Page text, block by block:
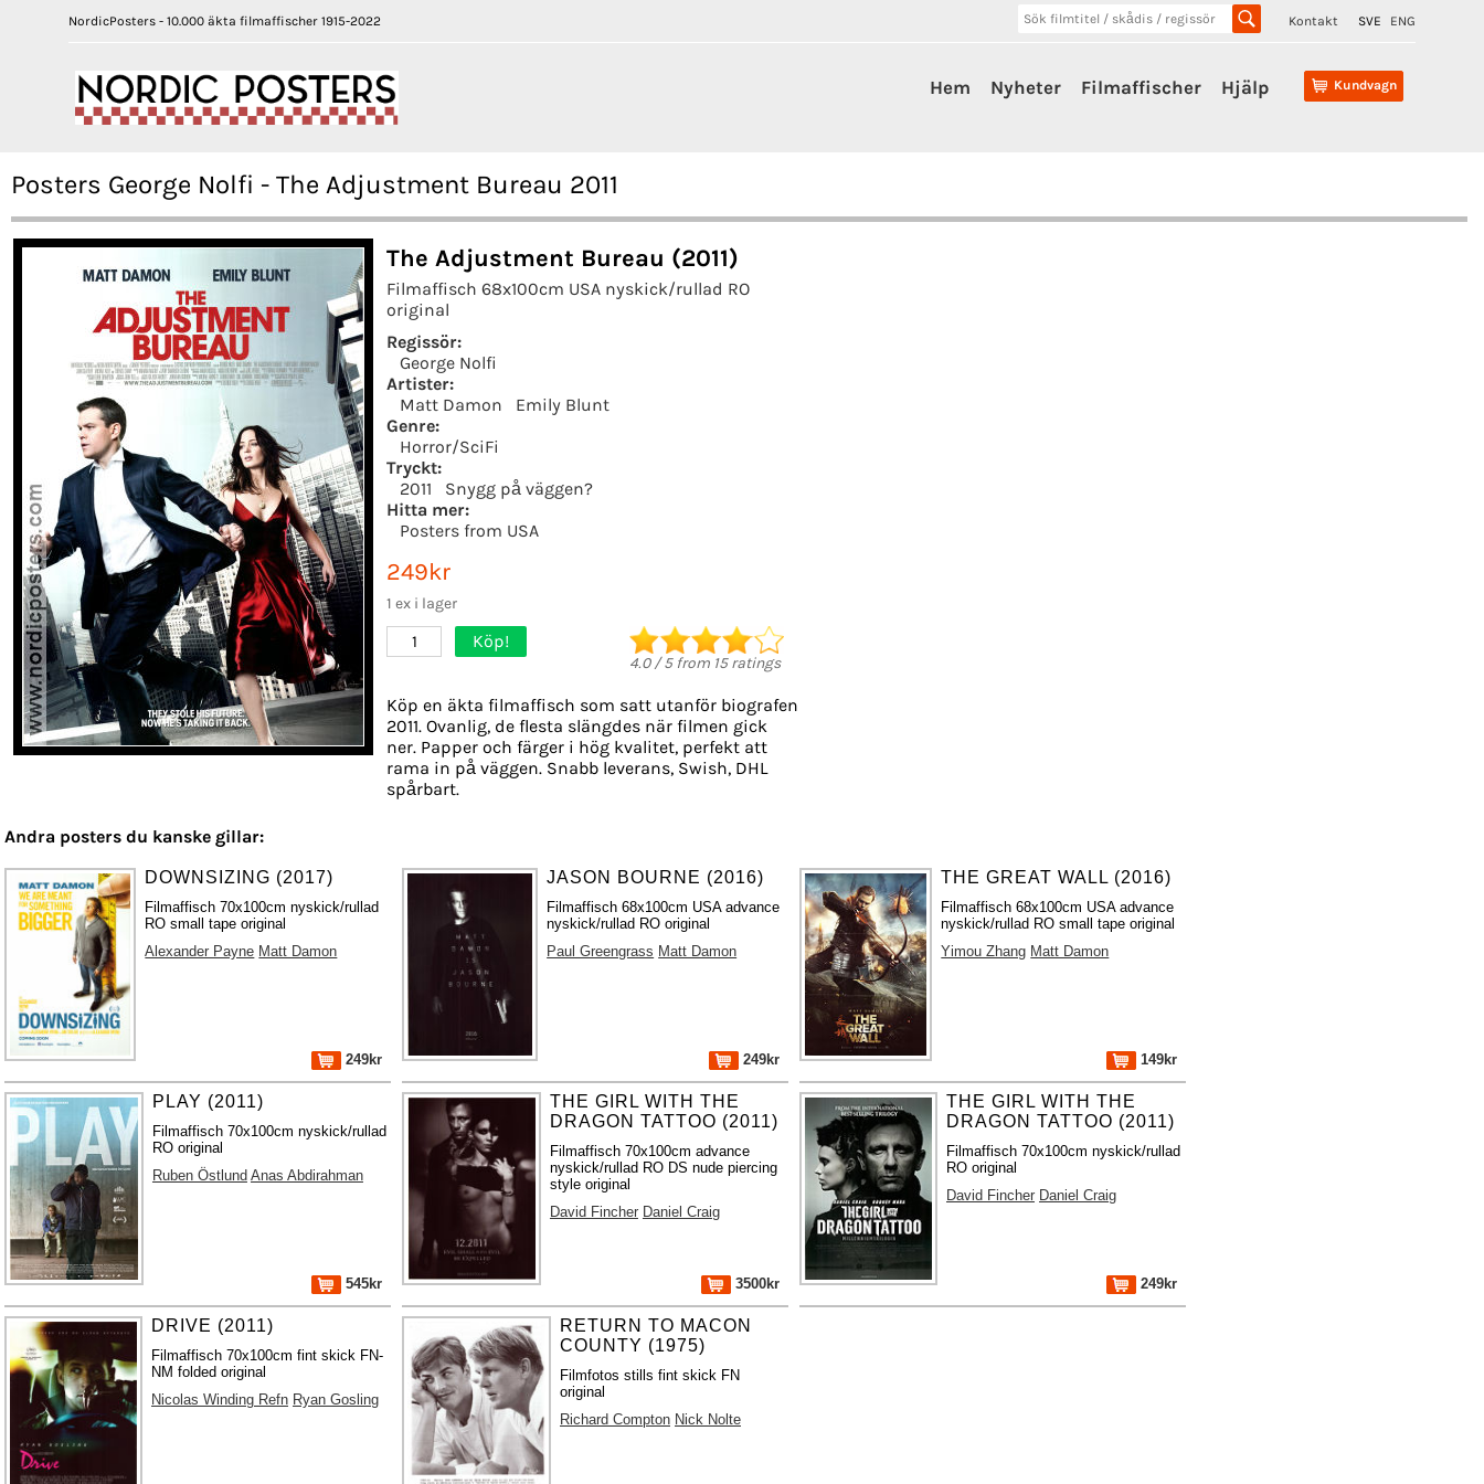
NordicPosters - 10.000 äkta filmaffischer 1915-2022 Kontakt SVE ENG
Kundvagn
Hem Nyheter Filmaffischer Hjälp
Posters George Nolfi - The Adjustment Bureau 2011
The Adjustment Bureau (2011)
Filmaffisch 68x100cm USA nyskick/rullad RO
original
Regissör:
George Nolfi
Artister:
Matt Damon
Emily Blunt
Genre:
Horror/SciFi
Tryckt:
2011
Snygg på väggen?
Hitta mer:
Posters from USA
249kr
1 ex i lager
1 Köp!
4.0/5from 15ratings
Köp en äkta filmaffisch som satt utanför biografen
2011. Ovanlig, de flesta slängdes när filmen gick
ner. Papper och färger i hög kvalitet, perfekt att
rama in på väggen. Snabb leverans, Swish, DHL
spårbart.
Andra posters du kanske gillar:
DOWNSIZING (2017)
Filmaffisch 70x100cm nyskick/rullad
RO small tape original
Alexander Payne Matt Damon
249kr
JASON BOURNE (2016)
Filmaffisch 68x100cm USA advance
nyskick/rullad RO original
Paul Greengrass Matt Damon
249kr
THE GREAT WALL (2016)
Filmaffisch 68x100cm USA advance
nyskick/rullad RO small tape original
Yimou Zhang Matt Damon
149kr
PLAY (2011)
Filmaffisch 70x100cm nyskick/rullad
RO original
Ruben Östlund Anas Abdirahman
545kr
THE GIRL WITH THE
DRAGON TATTOO (2011)
Filmaffisch 70x100cm advance
nyskick/rullad RO DS nude piercing
style original
David Fincher Daniel Craig
3500kr
THE GIRL WITH THE
DRAGON TATTOO (2011)
Filmaffisch 70x100cm nyskick/rullad
RO original
David Fincher Daniel Craig
249kr
DRIVE (2011)
Filmaffisch 70x100cm fint skick FN-
NM folded original
Nicolas Winding Refn Ryan Gosling
RETURN TO MACON
COUNTY (1975)
Filmfotos stills fint skick FN
original
Richard Compton Nick Nolte